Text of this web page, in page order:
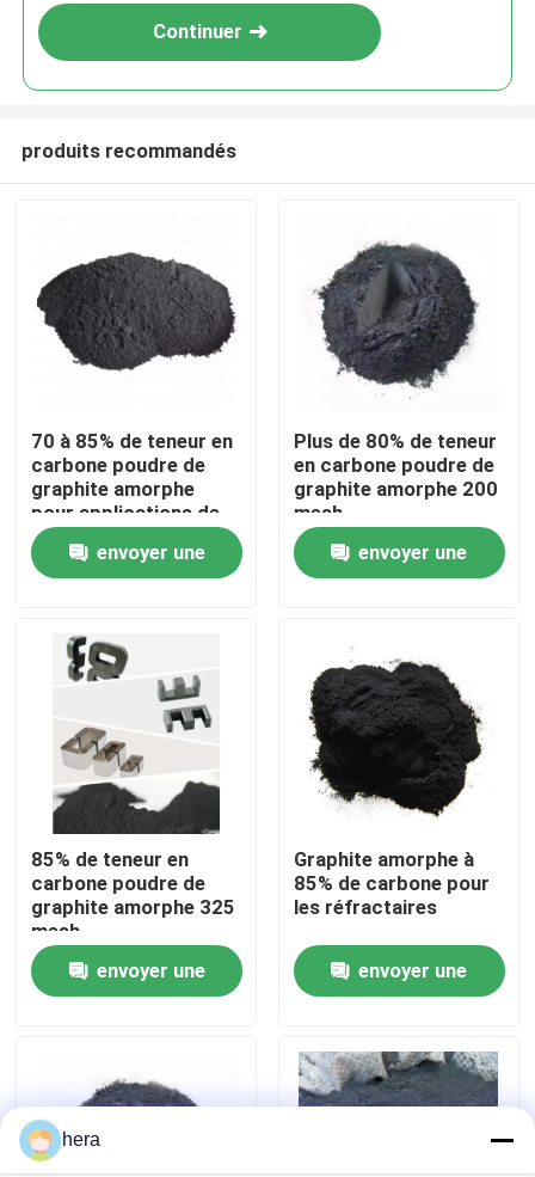
Maison
Produits
Au sujet de nous
Visite d'usine
Contrôle de qualité
Contactez-nous
Nouvelles
Matière première de graphite
Graphite lamellaire naturel
Continuer
produits recommandés
70 à 85% de teneur en
carbone poudre de
graphite amorphe
pour applications de
lubrification
envoyer une
Plus de 80% de teneur
en carbone poudre de
graphite amorphe 200
mesh
envoyer une
85% de teneur en
carbone poudre de
graphite amorphe 325
mesh
envoyer une
Graphite amorphe à
85% de carbone pour
les réfractaires
envoyer une
hera